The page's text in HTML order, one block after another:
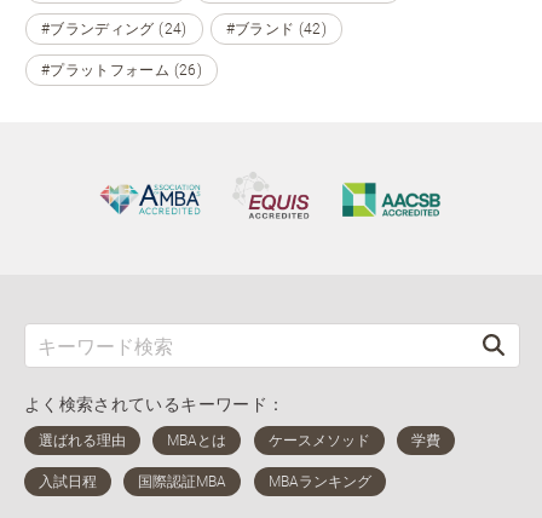
#ブランディング (24) #ブランド (42)
#プラットフォーム (26)
よく検索されているキーワード：